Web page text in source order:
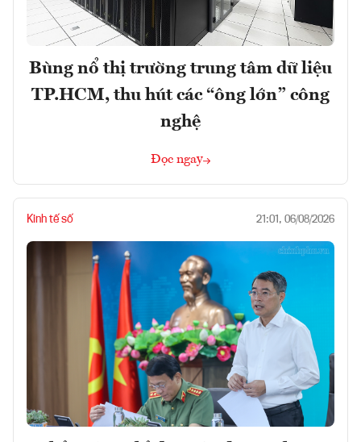
Bùng nổ thị trường trung tâm dữ liệu
TP.HCM, thu hút các “ông lớn” công
nghệ
Đọc ngay
Kinh tế số 21:01, 06/08/2026